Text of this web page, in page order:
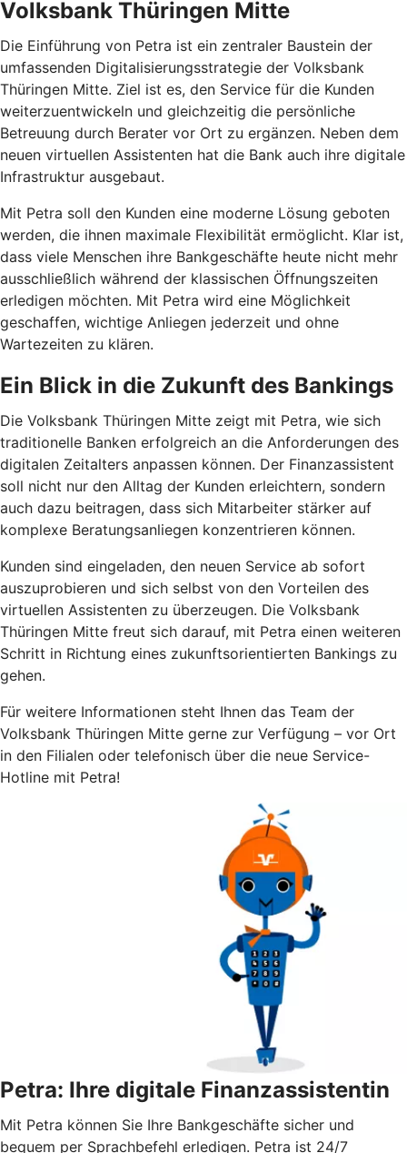
Volksbank Thüringen Mitte
Die Einführung von Petra ist ein zentraler Baustein der
umfassenden Digitalisierungsstrategie der Volksbank
Thüringen Mitte. Ziel ist es, den Service für die Kunden
weiterzuentwickeln und gleichzeitig die persönliche
Betreuung durch Berater vor Ort zu ergänzen. Neben dem
neuen virtuellen Assistenten hat die Bank auch ihre digitale
Infrastruktur ausgebaut.
Mit Petra soll den Kunden eine moderne Lösung geboten
werden, die ihnen maximale Flexibilität ermöglicht. Klar ist,
dass viele Menschen ihre Bankgeschäfte heute nicht mehr
ausschließlich während der klassischen Öffnungszeiten
erledigen möchten. Mit Petra wird eine Möglichkeit
geschaffen, wichtige Anliegen jederzeit und ohne
Wartezeiten zu klären.
Ein Blick in die Zukunft des Bankings
Die Volksbank Thüringen Mitte zeigt mit Petra, wie sich
traditionelle Banken erfolgreich an die Anforderungen des
digitalen Zeitalters anpassen können. Der Finanzassistent
soll nicht nur den Alltag der Kunden erleichtern, sondern
auch dazu beitragen, dass sich Mitarbeiter stärker auf
komplexe Beratungsanliegen konzentrieren können.
Kunden sind eingeladen, den neuen Service ab sofort
auszuprobieren und sich selbst von den Vorteilen des
virtuellen Assistenten zu überzeugen. Die Volksbank
Thüringen Mitte freut sich darauf, mit Petra einen weiteren
Schritt in Richtung eines zukunftsorientierten Bankings zu
gehen.
Für weitere Informationen steht Ihnen das Team der
Volksbank Thüringen Mitte gerne zur Verfügung – vor Ort
in den Filialen oder telefonisch über die neue Service-
Hotline mit Petra!
Petra: Ihre digitale Finanzassistentin
Mit Petra können Sie Ihre Bankgeschäfte sicher und
bequem per Sprachbefehl erledigen. Petra ist 24/7